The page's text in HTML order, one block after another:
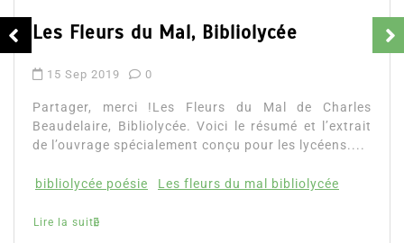
Les Fleurs du Mal, Bibliolycée
15 Sep 2019 0
Partager, merci !Les Fleurs du Mal de Charles
Beaudelaire, Bibliolycée. Voici le résumé et l’extrait
de l’ouvrage spécialement conçu pour les lycéens....
bibliolycée poésie Les fleurs du mal bibliolycée
Lire la suite